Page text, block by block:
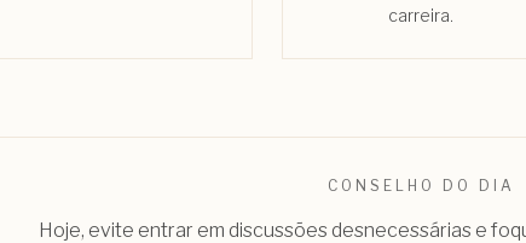
carreira.
CONSELHO DO DIA
Hoje, evite entrar em discussões desnecessárias e